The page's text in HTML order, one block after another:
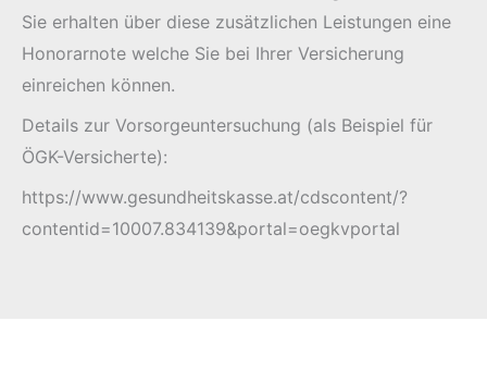
Sie erhalten über diese zusätzlichen Leistungen eine
Honorarnote welche Sie bei Ihrer Versicherung
einreichen können.
Details zur Vorsorgeuntersuchung (als Beispiel für
ÖGK-Versicherte):
https://www.gesundheitskasse.at/cdscontent/?
contentid=10007.834139&portal=oegkvportal